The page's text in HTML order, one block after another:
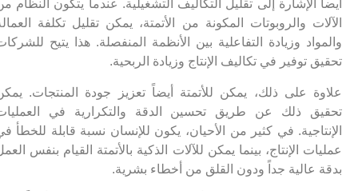
أيضاً الإشارة إلى تقليل التكاليف التشغيلية. عندما يتكون النظام من
الآلات والروبوتات المكونة من الأتمتة، يمكن تقليل تكلفة العمالة
والمواد وزيادة التفاعلية بين الأنظمة المنفصلة. هذا يتيح للشركات
تحقيق توفير في تكاليف الإنتاج وزيادة الربحية.
علاوة على ذلك، يمكن للأتمتة أيضاً تعزيز جودة المنتجات. يمكن
تحقيق ذلك عن طريق تحسين الدقة والتكرارية في العمليات
الإنتاجية. في كثير من الأحيان، يكون للإنسان نسبة قابلة للخطأ في
عمليات الإنتاج، بينما يمكن للآلات الذكية بالأتمتة القيام بنفس العمل
بدقة عالية جداً ودون القلق من أخطاء بشرية.